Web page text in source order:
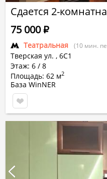
Сдается 2-
Театральная (10 мин.
Тверская ул. , 6С1
Этаж: 6 / 8
Площадь: 62 м2
75 000Р
База WinNER